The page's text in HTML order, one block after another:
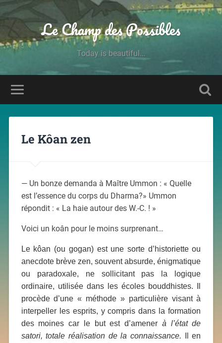
Le Champ des Possibles
Today is beautiful...
Le Kôan zen
— Un bonze demanda à Maître Ummon : « Quelle
est l’essence du corps du Dharma?» Ummon
répondit : « La haie autour des W.-C. ! »
Voici un koân pour le moins surprenant…
Le kôan (ou gogan) est une sorte d’historiette ou
anecdote brève zen, souvent absurde, énigmatique
ou paradoxale, ne sollicitant pas la logique
ordinaire, utilisée dans les écoles bouddhistes. Il
procède d’une « méthode » particulière visant à
interpeller les esprits, y compris dans la formation
des moines car le but est d’amener à l’état de
satori, totale réalisation de la connaissance.
Il en